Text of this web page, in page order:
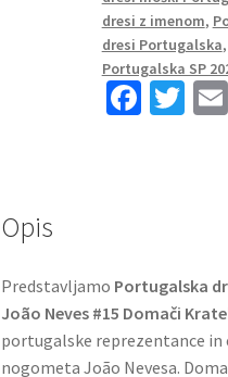
#15
Domači
Kratek
rokav
količina
dresi z imenom,
dresi Portugalska,
Portugalska SP
Fa
k
T
Opis
Predstavljamo Portugalska
João Neves #15 Domači
portugalske reprezentance in
nogometa João Nevesa.